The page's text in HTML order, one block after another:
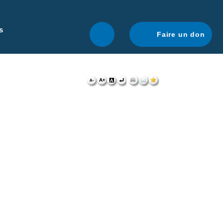
navigation optimale.
Faire un don